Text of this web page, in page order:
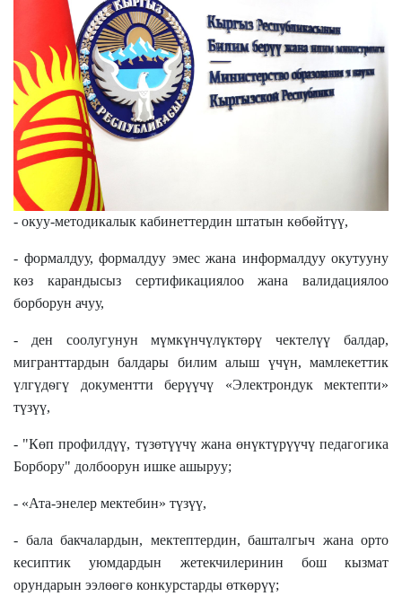
- окуу-методикалык кабинеттердин штатын көбөйтүү,
- формалдуу, формалдуу эмес жана информалдуу окутууну
көз карандысыз сертификациялоо жана валидациялоо
борборун ачуу,
- ден соолугунун мүмкүнчүлүктөрү чектелүү балдар,
мигранттардын балдары билим алыш үчүн, мамлекеттик
үлгүдѳгү документти берүүчү «Электрондук мектепти»
түзүү,
- "Көп профилдүү, түзөтүүчү жана өнүктүрүүчү педагогика
Борбору" долбоорун ишке ашыруу;
- «Ата-энелер мектебин» түзүү,
- бала бакчалардын, мектептердин, башталгыч жана орто
кесиптик уюмдардын жетекчилеринин бош кызмат
орундарын ээлөөгө конкурстарды өткөрүү;